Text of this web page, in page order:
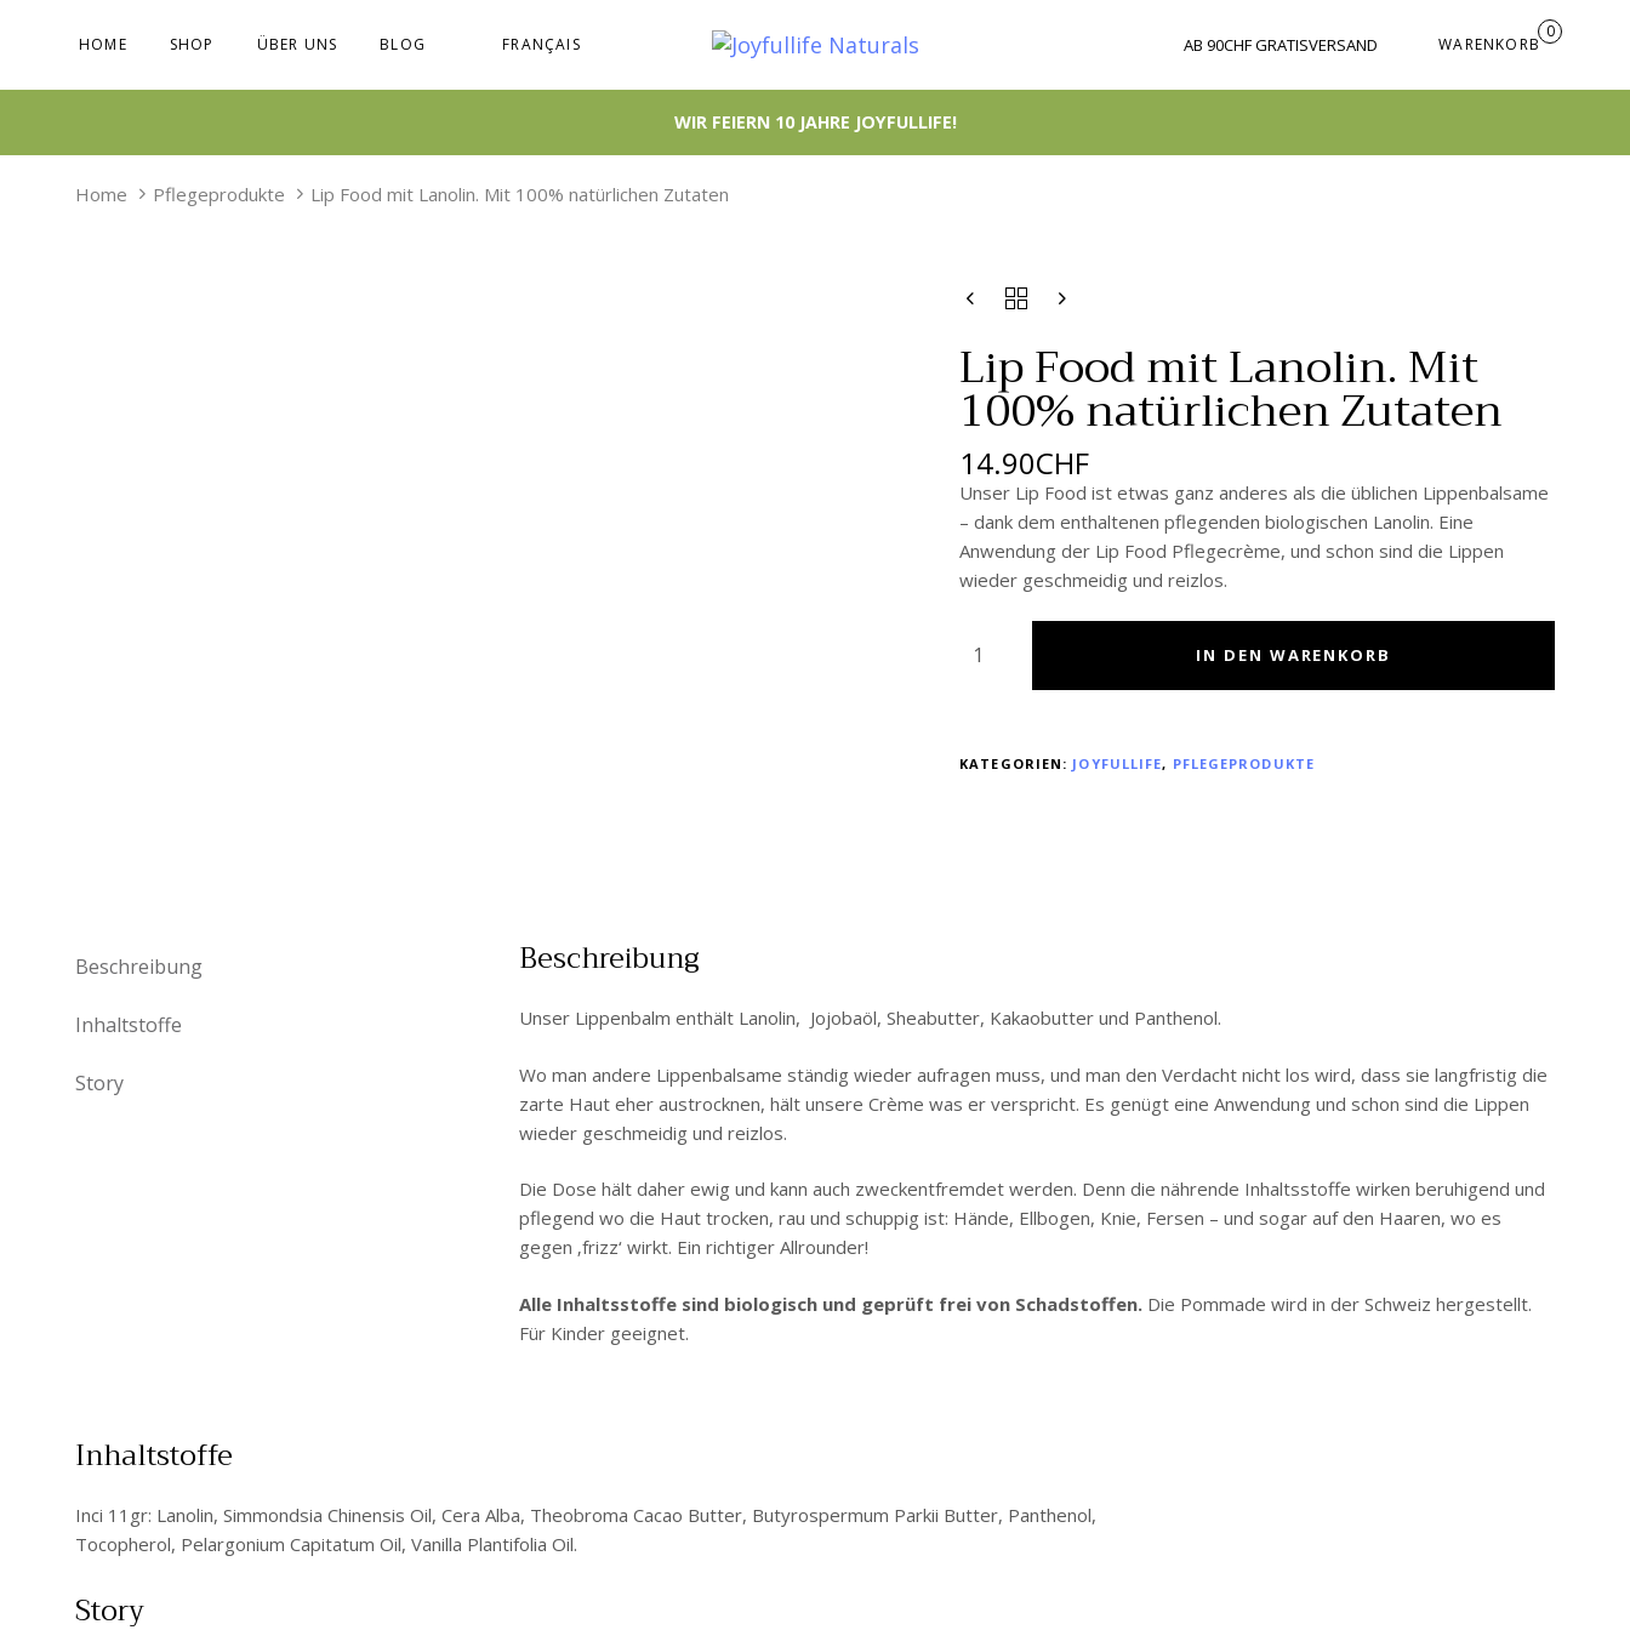
to
HOME SHOP ÜBER UNS BLOG FRANÇAIS AB 90CHF GRATISVERSAND WARENKORB
0
Home Pflegeprodukte Lip Food mit Lanolin. Mit 100% natürlichen Zutaten
Lip Food mit Lanolin. Mit
100% natürlichen Zutaten
14.90CHF
Unser Lip Food ist etwas ganz anderes als die üblichen Lippenbalsame
– dank dem enthaltenen pflegenden biologischen Lanolin. Eine
Anwendung der Lip Food Pflegecrème, und schon sind die Lippen
wieder geschmeidig und reizlos.
LIP
LANOLIN.
MIT
100%
NATÜRLICHEN
ZUTATEN
QUANTITY
IN DEN WARENKORB
KATEGORIEN: JOYFULLIFE, PFLEGEPRODUKTE
Beschreibung
Inhaltstoffe
Story
Beschreibung
Unser Lippenbalm enthält Lanolin, Jojobaöl, Sheabutter, Kakaobutter und Panthenol.
Wo man andere Lippenbalsame ständig wieder aufragen muss, und man den Verdacht nicht los wird, dass sie langfristig die
zarte Haut eher austrocknen, hält unsere Crème was er verspricht. Es genügt eine Anwendung und schon sind die Lippen
wieder geschmeidig und reizlos.
Die Dose hält daher ewig und kann auch zweckentfremdet werden. Denn die nährende Inhaltsstoffe wirken beruhigend und
pflegend wo die Haut trocken, rau und schuppig ist: Hände, Ellbogen, Knie, Fersen – und sogar auf den Haaren, wo es
gegen ‚frizz‘ wirkt. Ein richtiger Allrounder!
Alle Inhaltsstoffe sind biologisch und geprüft frei von Schadstoffen. Die Pommade wird in der Schweiz hergestellt.
Für Kinder geeignet.
Inhaltstoffe
Inci 11gr: Lanolin, Simmondsia Chinensis Oil, Cera Alba, Theobroma Cacao Butter, Butyrospermum Parkii Butter, Panthenol,
Tocopherol, Pelargonium Capitatum Oil, Vanilla Plantifolia Oil.
Story